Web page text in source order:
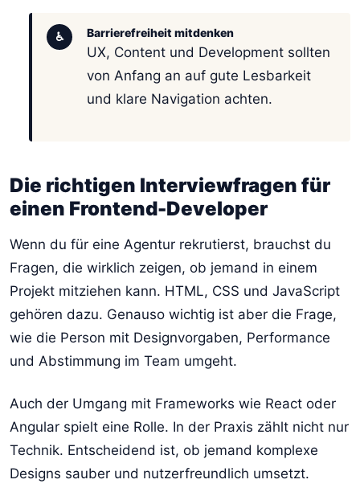
♿ Barrierefreiheit mitdenken
UX, Content und Development sollten
von Anfang an auf gute Lesbarkeit
und klare Navigation achten.
Die richtigen Interviewfragen für
einen Frontend-Developer
Wenn du für eine Agentur rekrutierst, brauchst du
Fragen, die wirklich zeigen, ob jemand in einem
Projekt mitziehen kann. HTML, CSS und JavaScript
gehören dazu. Genauso wichtig ist aber die Frage,
wie die Person mit Designvorgaben, Performance
und Abstimmung im Team umgeht.
Auch der Umgang mit Frameworks wie React oder
Angular spielt eine Rolle. In der Praxis zählt nicht nur
Technik. Entscheidend ist, ob jemand komplexe
Designs sauber und nutzerfreundlich umsetzt.